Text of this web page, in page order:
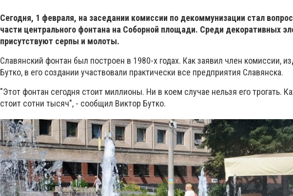
Сегодня, 1 февраля, на заседании комиссии по декоммунизации стал
части центрального фонтана на Соборной площади. Среди декоративных
присутствуют серпы и молоты.
Славянский фонтан был построен в 1980-х годах. Как заявил член комиссии,
Бутко, в его создании участвовали практически все предприятия Славянска.
"Этот фонтан сегодня стоит миллионы. Ни в коем случае нельзя его трогать.
стоит сотни тысяч", - сообщил Виктор Бутко.